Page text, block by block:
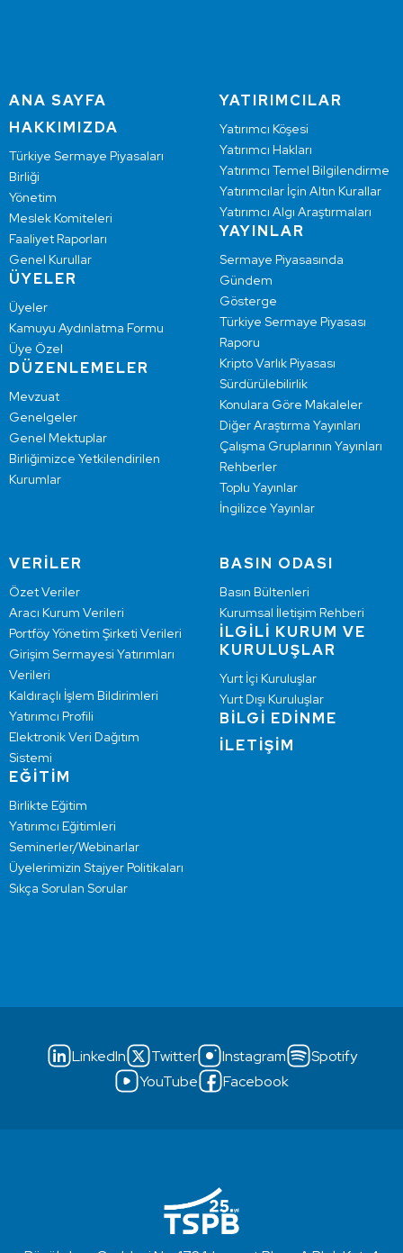
ANA SAYFA
HAKKIMIZDA
Türkiye Sermaye Piyasaları
Birliği
Yönetim
Meslek Komiteleri
Faaliyet Raporları
Genel Kurullar
ÜYELER
Üyeler
Kamuyu Aydınlatma Formu
Üye Özel
DÜZENLEMELER
Mevzuat
Genelgeler
Genel Mektuplar
Birliğimizce Yetkilendirilen
Kurumlar
YATIRIMCILAR
Yatırımcı Köşesi
Yatırımcı Hakları
Yatırımcı Temel Bilgilendirme
Yatırımcılar İçin Altın Kurallar
Yatırımcı Algı Araştırmaları
YAYINLAR
Sermaye Piyasasında
Gündem
Gösterge
Türkiye Sermaye Piyasası
Raporu
Kripto Varlık Piyasası
Sürdürülebilirlik
Konulara Göre Makaleler
Diğer Araştırma Yayınları
Çalışma Gruplarının Yayınları
Rehberler
Toplu Yayınlar
İngilizce Yayınlar
VERİLER
Özet Veriler
Aracı Kurum Verileri
Portföy Yönetim Şirketi Verileri
Girişim Sermayesi Yatırımları
Verileri
Kaldıraçlı İşlem Bildirimleri
Yatırımcı Profili
Elektronik Veri Dağıtım
Sistemi
EĞİTİM
Birlikte Eğitim
Yatırımcı Eğitimleri
Seminerler/Webinarlar
Üyelerimizin Stajyer Politikaları
Sıkça Sorulan Sorular
BASIN ODASI
Basın Bültenleri
Kurumsal İletişim Rehberi
İLGİLİ KURUM VE
KURULUŞLAR
Yurt İçi Kuruluşlar
Yurt Dışı Kuruluşlar
BİLGİ EDİNME
İLETİŞİM
LinkedIn Twitter Instagram
Spotify
YouTube
Facebook